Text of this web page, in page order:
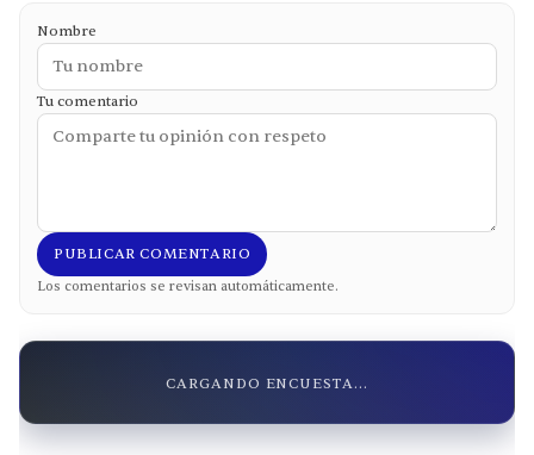
Nombre
Tu comentario
PUBLICAR COMENTARIO
Los comentarios se revisan automáticamente.
CARGANDO ENCUESTA...